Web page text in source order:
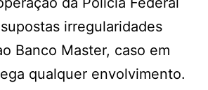
irregularidades
Banco Master, caso em
qualquer envolvimento.